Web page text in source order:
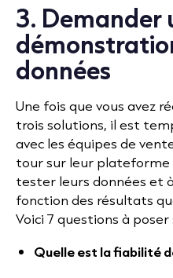
3. Demander
données
Une fois que vous avez
trois solutions, il est
avec les équipes de
tour sur leur plateforme
tester leurs données et
fonction des résultats
Voici 7 questions à poser :
Quelle est la fiabilité